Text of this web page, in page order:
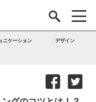
ニケーション デザイン